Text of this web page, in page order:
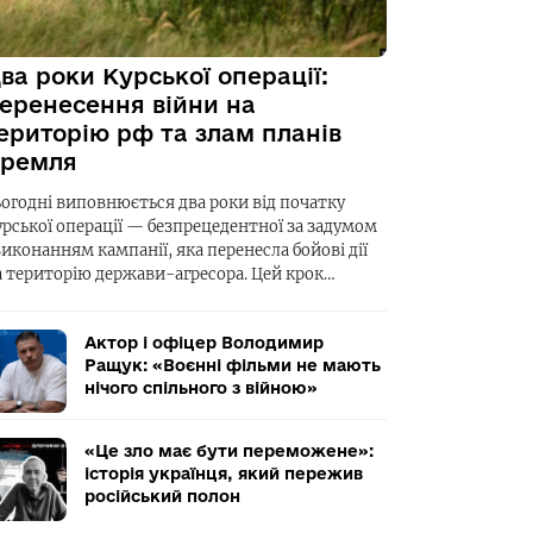
роки Курської операції:
війни на
рф та злам планів
виповнюється два роки від початку
операції — безпрецедентної за задумом
кампанії, яка перенесла бойові дії
територію держави-агресора. Цей крок…
Актор і офіцер Володимир
Ращук: «Воєнні фільми не мають
нічого спільного з війною»
«Це зло має бути переможене»:
історія українця, який пережив
російський полон